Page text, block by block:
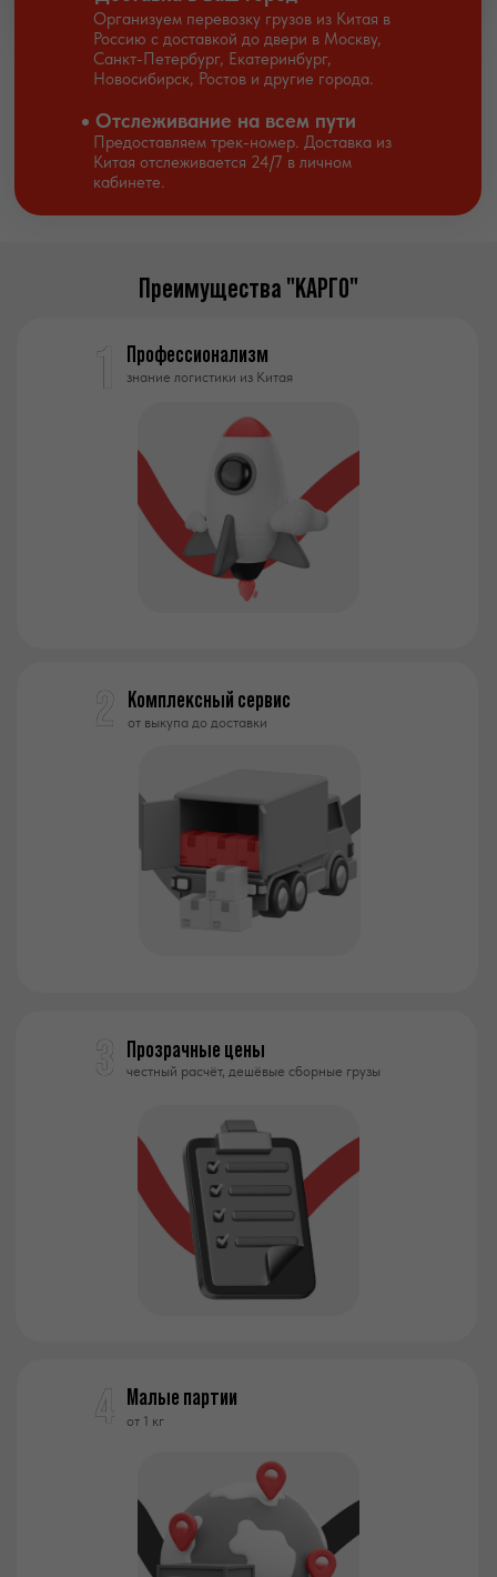
Организуем перевозку грузов из Китая в
Россию с доставкой до двери в Москву,
Санкт-Петербург, Екатеринбург,
Новосибирск, Ростов и другие города.
Отслеживание на всем пути
Предоставляем трек-номер. Доставка из
Китая отслеживается 24/7 в личном
кабинете.
Преимущества "КАРГО"
Комплексный сервис
от выкупа до доставки
Прозрачные цены
честный расчёт, дешёвые сборные грузы
Профессионализм
знание логистики из Китая
Малые партии
от 1 кг